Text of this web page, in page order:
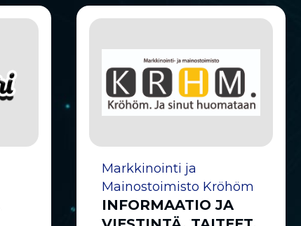
Markkinointi ja
Mainostoimisto Kröhöm
INFORMAATIO JA